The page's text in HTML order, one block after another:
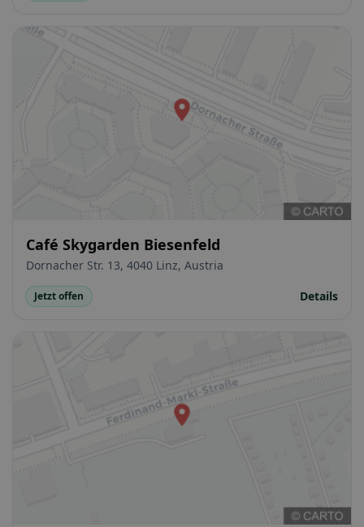
Café Skygarden Biesenfeld
Dornacher Str. 13, 4040 Linz, Austria
Jetzt offen Details